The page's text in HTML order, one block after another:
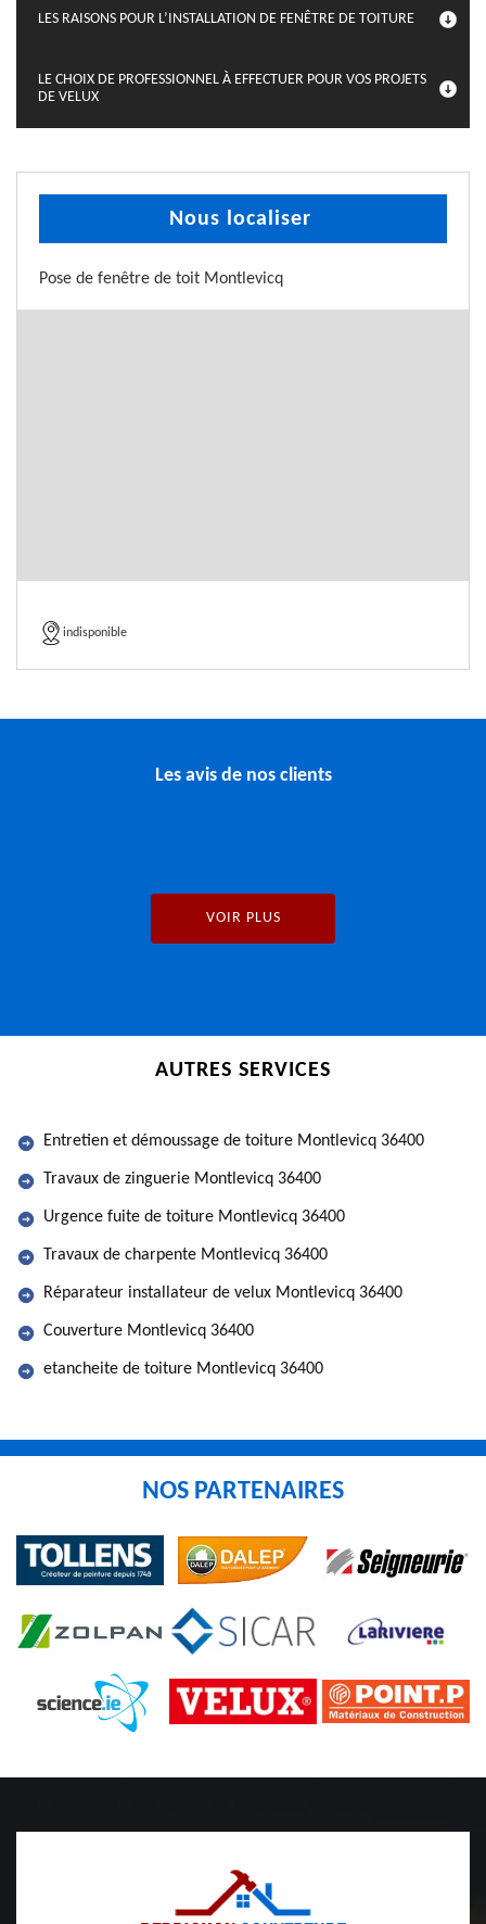
LES RAISONS POUR L’INSTALLATION DE FENÊTRE DE TOITURE
LE CHOIX DE PROFESSIONNEL À EFFECTUER POUR VOS PROJETS
DE VELUX
Nous localiser
Pose de fenêtre de toit Montlevicq
indisponible
Les avis de nos clients
VOIR PLUS
AUTRES SERVICES
Entretien et démoussage de toiture Montlevicq 36400
Travaux de zinguerie Montlevicq 36400
Urgence fuite de toiture Montlevicq 36400
Travaux de charpente Montlevicq 36400
Réparateur installateur de velux Montlevicq 36400
Couverture Montlevicq 36400
etancheite de toiture Montlevicq 36400
NOS PARTENAIRES